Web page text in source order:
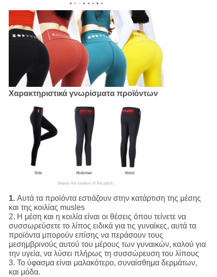
Χαρακτηριστικά γνωρίσματα προϊόντων
1. Αυτά τα προϊόντα εστιάζουν στην κατάρτιση της μέσης
και της κοιλίας musles
2. Η μέση και η κοιλία είναι οι θέσεις όπου τείνετε να
συσσωρεύσετε το λίπος ειδικά για τις γυναίκες, αυτά τα
προϊόντα μπορούν επίσης να περάσουν τους
μεσημβρινούς αυτού του μέρους των γυναικών, καλού για
την υγεία, να λύσει πλήρως τη συσσώρευση του λίπους
3. Το ύφασμα είναι μαλακότερο, συναίσθημα δερμάτων,
και μόδα.